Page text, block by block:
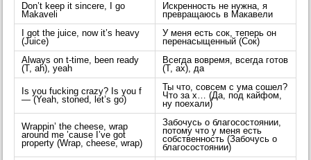
Don’t keep it sincere, I go
Makaveli
Искренность не нужна, я
превращаюсь в Макавели
I got the juice, now it’s heavy
(Juice)
У меня есть сок, теперь он
перенасыщенный (Сок)
Always on t-time, been ready
(T, ah), yeah
Всегда вовремя, всегда готов
(Т, ах), да
Is you fucking crazy? Is you f
— (Yeah, stoned, let’s go)
Ты что, совсем с ума сошел?
Что за х… (Да, под кайфом,
ну поехали)
Wrappin’ the cheese, wrap
around me ’cause I’ve got
property (Wrap, cheese, wrap)
Забочусь о благосостоянии,
потому что у меня есть
собственность (Забочусь о
благосостоянии)